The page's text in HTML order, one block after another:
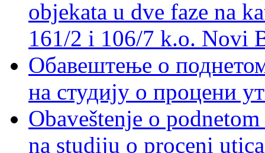
objekata u dve faze na
161/2 i 106/7 k.o. Novi
Обавештење о поднетом
на студију о процени
Obaveštenje o
na studiju o proceni